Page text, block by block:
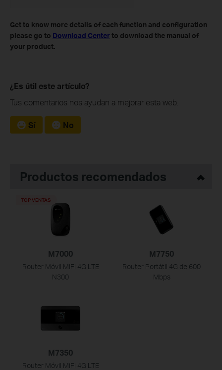
Get to know more details of each function and configuration
please go to ​ Download Center to download the manual of
your product.
¿Es útil este artículo?
Tus comentarios nos ayudan a mejorar esta web.
Sí No
Productos recomendados
M7000
Router Móvil MiFi 4G LTE
N300
TOP VENTAS
M7750
Router Portátil 4G de 600
Mbps
M7350
Router Móvil MiFi 4G LTE